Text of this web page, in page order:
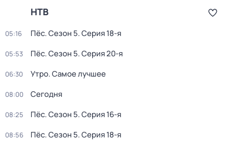
НТВ
05:16 Пёс. Сезон 5. Серия 18-я
05:53 Пёс. Сезон 5. Серия 20-я
06:30 Утро. Самое лучшее
08:00 Сегодня
08:25 Пёс. Сезон 5. Серия 16-я
08:56 Пёс. Сезон 5. Серия 18-я